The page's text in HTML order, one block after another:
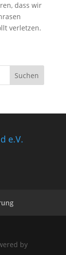
dass wir
verletzen.
e.V.
by